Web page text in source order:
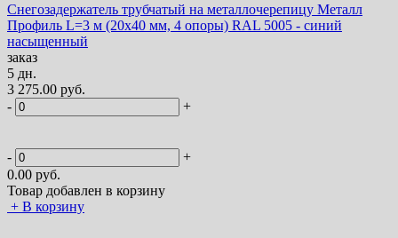
Снегозадержатель трубчатый на металлочерепицу Металл
Профиль L=3 м (20х40 мм, 4 опоры) RAL 5005 - синий
насыщенный
заказ
5 дн.
3 275.00 руб.
-
+
-
+
0.00 руб.
Товар добавлен в корзину
+ В корзину